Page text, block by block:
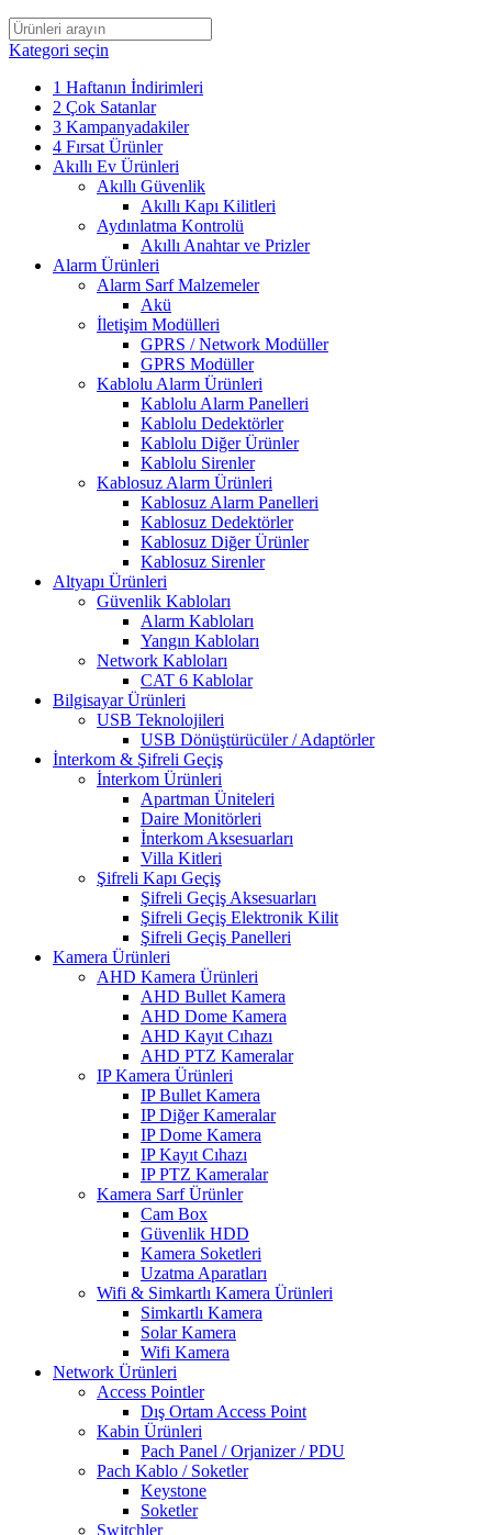
Kategori seçin
1 Haftanın İndirimleri
2 Çok Satanlar
3 Kampanyadakiler
4 Fırsat Ürünler
Akıllı Ev Ürünleri
Akıllı Güvenlik
Akıllı Kapı Kilitleri
Aydınlatma Kontrolü
Akıllı Anahtar ve Prizler
Alarm Ürünleri
Alarm Sarf Malzemeler
Akü
İletişim Modülleri
GPRS / Network Modüller
GPRS Modüller
Kablolu Alarm Ürünleri
Kablolu Alarm Panelleri
Kablolu Dedektörler
Kablolu Diğer Ürünler
Kablolu Sirenler
Kablosuz Alarm Ürünleri
Kablosuz Alarm Panelleri
Kablosuz Dedektörler
Kablosuz Diğer Ürünler
Kablosuz Sirenler
Altyapı Ürünleri
Güvenlik Kabloları
Alarm Kabloları
Yangın Kabloları
Network Kabloları
CAT 6 Kablolar
Bilgisayar Ürünleri
USB Teknolojileri
USB Dönüştürücüler / Adaptörler
İnterkom & Şifreli Geçiş
İnterkom Ürünleri
Apartman Üniteleri
Daire Monitörleri
İnterkom Aksesuarları
Villa Kitleri
Şifreli Kapı Geçiş
Şifreli Geçiş Aksesuarları
Şifreli Geçiş Elektronik Kilit
Şifreli Geçiş Panelleri
Kamera Ürünleri
AHD Kamera Ürünleri
AHD Bullet Kamera
AHD Dome Kamera
AHD Kayıt Cıhazı
AHD PTZ Kameralar
IP Kamera Ürünleri
IP Bullet Kamera
IP Diğer Kameralar
IP Dome Kamera
IP Kayıt Cıhazı
IP PTZ Kameralar
Kamera Sarf Ürünler
Cam Box
Güvenlik HDD
Kamera Soketleri
Uzatma Aparatları
Wifi & Simkartlı Kamera Ürünleri
Simkartlı Kamera
Solar Kamera
Wifi Kamera
Network Ürünleri
Access Pointler
Dış Ortam Access Point
Kabin Ürünleri
Pach Panel / Orjanizer / PDU
Pach Kablo / Soketler
Keystone
Soketler
Switchler